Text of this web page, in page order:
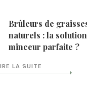
Brûleurs de
naturels : la solution
minceur parfaite ?
LA SUITE